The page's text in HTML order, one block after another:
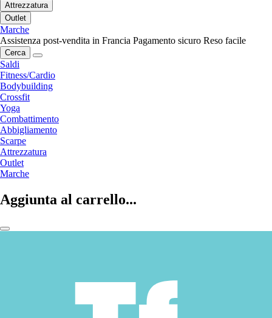
Attrezzatura
Outlet
Marche
Assistenza post-vendita in Francia Pagamento sicuro Reso facile
Cerca
Saldi
Fitness/Cardio
Bodybuilding
Crossfit
Yoga
Combattimento
Abbigliamento
Scarpe
Attrezzatura
Outlet
Marche
Aggiunta al carrello...